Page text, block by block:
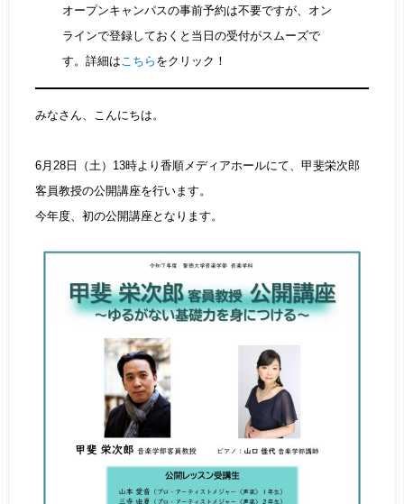
オープンキャンパスの事前予約は不要ですが、オン
ラインで登録しておくと当日の受付がスムーズで
す。詳細はこちら をクリック！
みなさん、こんにちは。
6月28日（土）13時より香順メディアホールにて、甲斐栄次郎
客員教授の公開講座を行います。
今年度、初の公開講座となります。